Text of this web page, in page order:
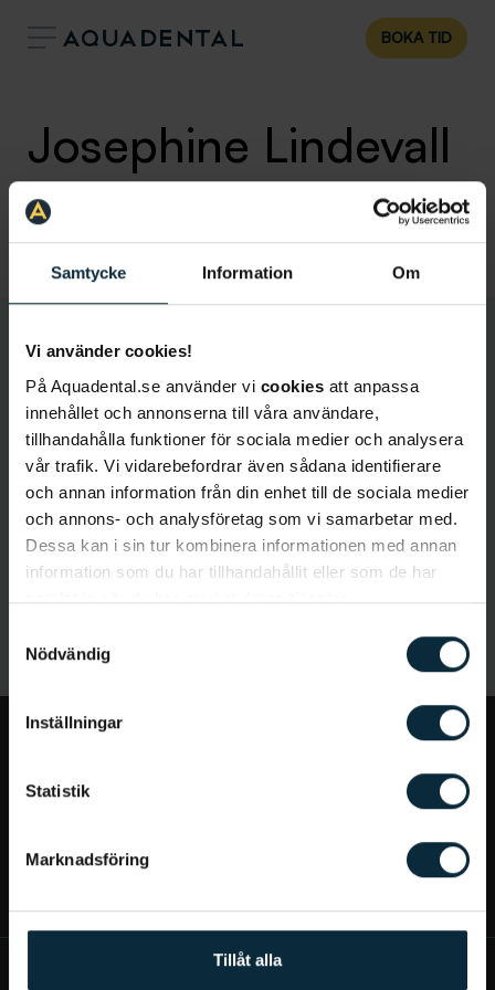
Samtycke Information Om
Vi använder cookies!
På Aquadental.se använder vi cookies att anpassa
innehållet och annonserna till våra användare,
tillhandahålla funktioner för sociala medier och analysera
vår trafik. Vi vidarebefordrar även sådana identifierare
och annan information från din enhet till de sociala medier
och annons- och analysföretag som vi samarbetar med.
Dessa kan i sin tur kombinera informationen med annan
information som du har tillhandahållit eller som de har
samlat in när du har använt deras tjänster.
Nödvändig
Inställningar
Statistik
Marknadsföring
Tillåt alla
BOKA TID
Josephine Lindevall
Tandsköterska
Klinik: